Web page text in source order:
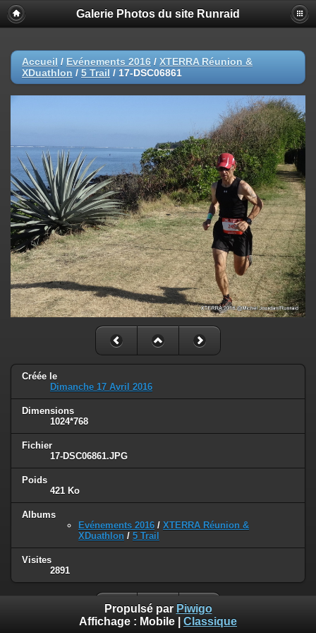
Galerie Photos du site Runraid
Accueil / Evénements 2016 / XTERRA Réunion &
XDuathlon / 5 Trail / 17-DSC06861
Créée le
Dimanche 17 Avril 2016
Dimensions
1024*768
Fichier
17-DSC06861.JPG
Poids
421 Ko
Albums
Evénements 2016 / XTERRA Réunion &
XDuathlon / 5 Trail
Visites
2891
Propulsé par Piwigo
Affichage : Mobile Classique